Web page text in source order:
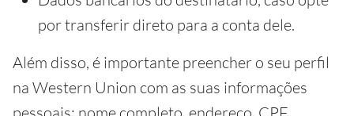
por transferir direto para a conta dele.
Além disso, é importante preencher o seu perfil
na Western Union com as suas informações